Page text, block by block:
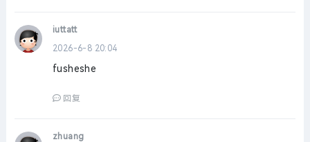
iuttatt
2026-6-8 20:04
fusheshe
回复
zhuang